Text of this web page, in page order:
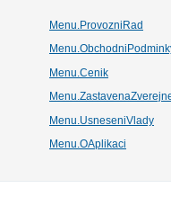
Menu.ProvozniRad
Menu.Cenik
Menu.UsneseniVlady
Menu.OAplikaci